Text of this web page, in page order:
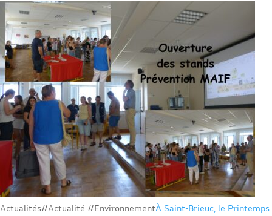
Actualités#Actualité #EnvironnementÀ Saint-Brieuc, le Printemps